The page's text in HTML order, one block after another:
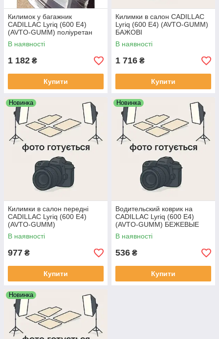
Килимок у багажник
CADILLAC Lyriq (600 E4)
(AVTO-GUMM) поліуретан
В наявності
1 182 ₴
Купити
Килимки в салон CADILLAC
Lyriq (600 E4) (AVTO-GUMM)
БАЖОВІ
В наявності
1 716 ₴
Купити
Новинка
Килимки в салон передні
CADILLAC Lyriq (600 E4)
(AVTO-GUMM)
В наявності
977 ₴
Купити
Новинка
Водительский коврик на
CADILLAC Lyriq (600 E4)
(AVTO-GUMM) БЕЖЕВЫЕ
В наявності
536 ₴
Купити
Новинка